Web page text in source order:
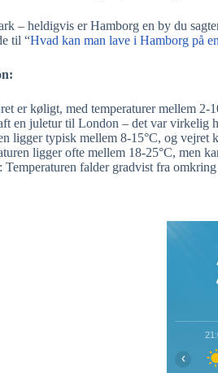
– heldigvis er Hamborg en by du
til “Hvad kan man lave i Hamborg på
er køligt, med temperaturer mellem 2-
en juletur til London – det var virkelig
ligger typisk mellem 8-15°C, og vejret
ligger ofte mellem 18-25°C, men
: Temperaturen falder gradvist fra
‹